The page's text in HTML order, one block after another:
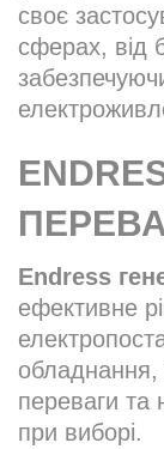
своє
сферах, від
Endress
ефективне
обладнання,
переваги та
при виборі.